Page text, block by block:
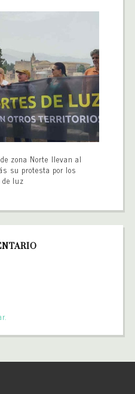
zona Norte llevan al
su protesta por los
luz